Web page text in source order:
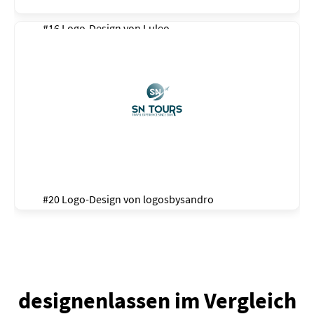
#16 Logo-Design von Luleo
#20 Logo-Design von logosbysandro
designenlassen im Vergleich